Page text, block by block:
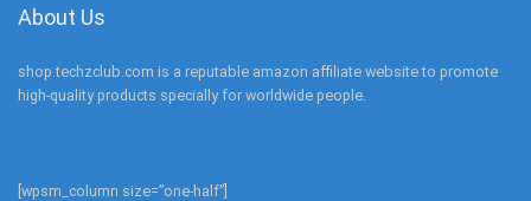
About Us
shop.techzclub.com is a reputable amazon affiliate website to promote
high-quality products specially for worldwide people.
[wpsm_column size=”one-half”]